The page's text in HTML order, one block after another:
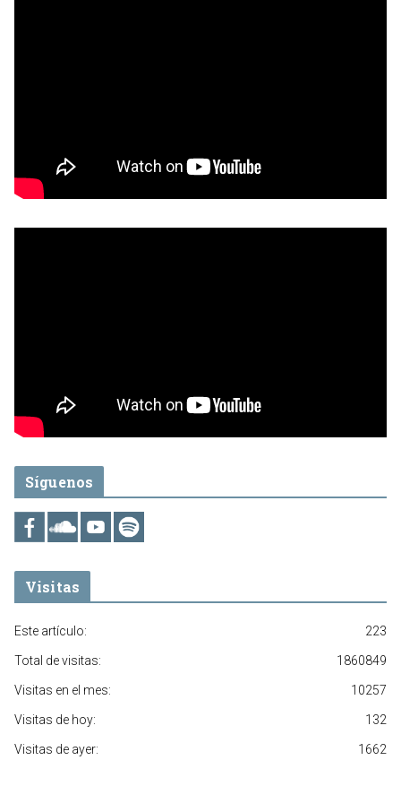
Síguenos
Visitas
223
Este artículo:
1860849
Total de visitas:
10257
Visitas en el mes:
132
Visitas de hoy:
1662
Visitas de ayer: